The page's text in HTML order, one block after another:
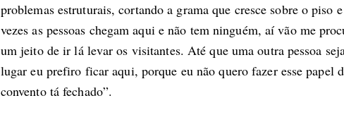
problemas estruturais, cortando a grama que cresce sobre o piso
vezes as pessoas chegam aqui e não tem ninguém, aí vão me
um jeito de ir lá levar os visitantes. Até que uma outra pessoa
lugar eu prefiro ficar aqui, porque eu não quero fazer esse papel
convento tá fechado”.